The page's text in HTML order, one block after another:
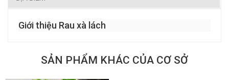
Giới thiệu Rau xà lách
SẢN PHẨM KHÁC CỦA CƠ SỞ